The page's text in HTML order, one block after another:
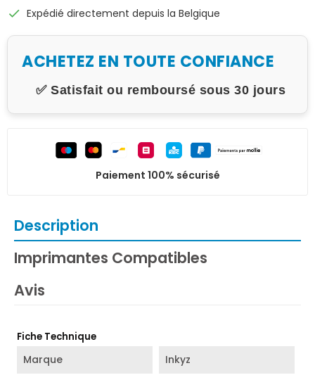
check Expédié directement depuis la Belgique
ACHETEZ EN TOUTE CONFIANCE
✅ Satisfait ou remboursé sous 30 jours
Paiement 100% sécurisé
Description
Imprimantes Compatibles
Avis
Fiche Technique
Marque Inkyz